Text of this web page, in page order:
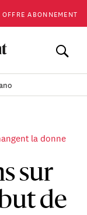
OFFRE ABONNEMENT
la donne
sur
de